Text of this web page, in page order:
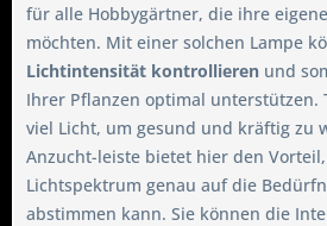
für alle Hobbygärtner, die ihre
möchten. Mit einer solchen Lampe
Lichtintensität kontrollieren und
Ihrer Pflanzen optimal unterstützen.
viel Licht, um gesund und kräftig zu
Anzucht-leiste bietet hier den
Lichtspektrum genau auf die
abstimmen kann. Sie können die